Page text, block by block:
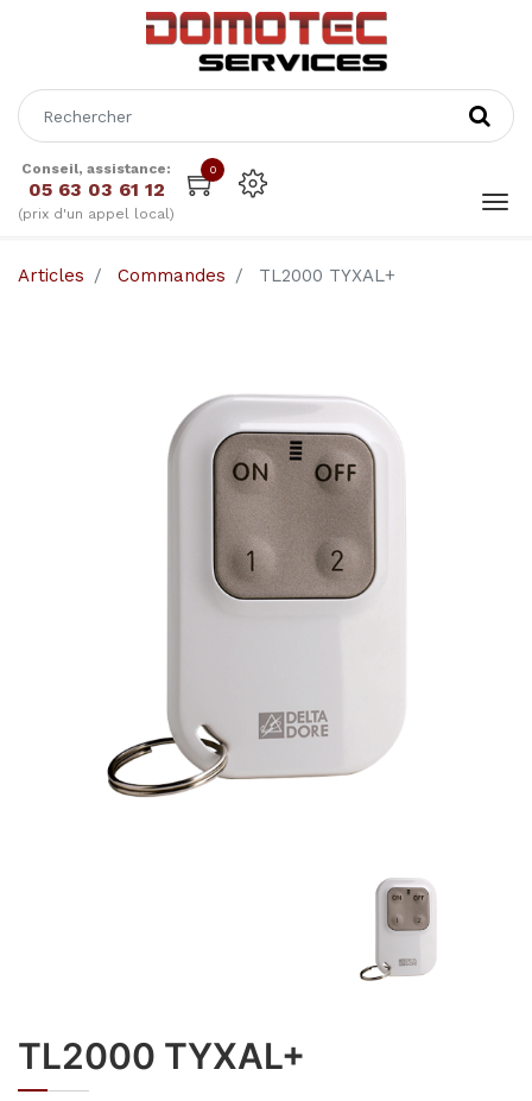
Conseil, assistance:
05 63 03 61 12
(prix d'un appel local)
0
Articles Commandes TL2000 TYXAL+
TL2000 TYXAL+